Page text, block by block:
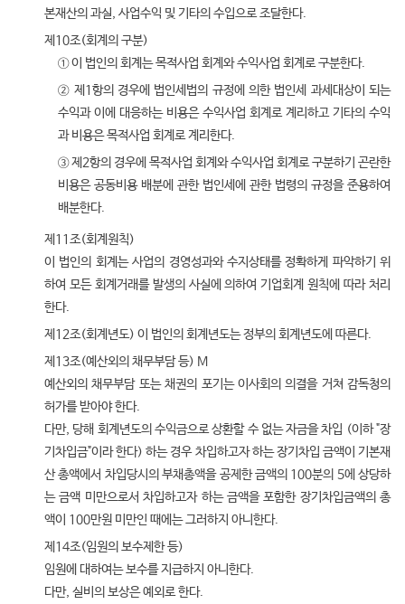
본재산의 과실, 사업수익 및 기타의 수입으로 조달한다.
제10조(회계의 구분)
① 이 법인의 회계는 목적사업 회계와 수익사업 회계로 구분한다.
② 제1항의 경우에 법인세법의 규정에 의한 법인세 과세대상이 되는
수익과 이에 대응하는 비용은 수익사업 회계로 계리하고 기타의 수익
과 비용은 목적사업 회계로 계리한다.
③ 제2항의 경우에 목적사업 회계와 수익사업 회계로 구분하기 곤란한
비용은 공동비용 배분에 관한 법인세에 관한 법령의 규정을 준용하여
배분한다.
제11조(회계원칙)
이 법인의 회계는 사업의 경영성과와 수지상태를 정확하게 파악하기 위
하여 모든 회계거래를 발생의 사실에 의하여 기업회계 원칙에 따라 처리
한다.
제12조(회계년도) 이 법인의 회계년도는 정부의 회계년도에 따른다.
제13조(예산외의 채무부담 등) M
예산외의 채무부담 또는 채권의 포기는 이사회의 의결을 거쳐 감독청의
허가를 받아야 한다.
다만, 당해 회계년도의 수익금으로 상환할 수 없는 자금을 차입 (이하 "장
기차입금"이라 한다) 하는 경우 차입하고자 하는 장기차입 금액이 기본재
산 총액에서 차입당시의 부채총액을 공제한 금액의 100분의 5에 상당하
는 금액 미만으로서 차입하고자 하는 금액을 포함한 장기차입금액의 총
액이 100만원 미만인 때에는 그러하지 아니한다.
제14조(임원의 보수제한 등)
임원에 대하여는 보수를 지급하지 아니한다.
다만, 실비의 보상은 예외로 한다.